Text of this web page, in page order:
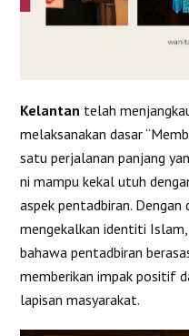
Kelantan telah
melaksanakan dasar
satu perjalanan panjang
ni mampu kekal utuh
aspek pentadbiran.
mengekalkan identiti
bahawa pentadbiran
memberikan impak positif
lapisan masyarakat.